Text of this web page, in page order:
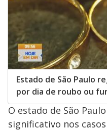
Estado de São Paulo
por dia de roubo ou
O estado de São
significativo nos